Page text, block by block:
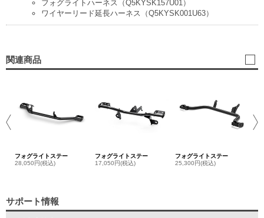
フォグライトハーネス （Q5KYSK157U01）
ワイヤーリード延長ハーネス （Q5KYSK001U63）
関連商品
フォグライトステー
28,050円(税込)
フォグライトステー
17,050円(税込)
フォグライトステー
25,300円(税込)
サポート情報